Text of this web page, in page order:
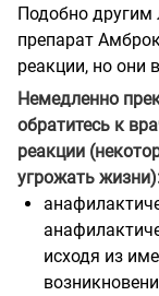
Подобно другим
препарат
реакции, но они
Немедленно
обратитесь к
реакции
угрожать
исходя из